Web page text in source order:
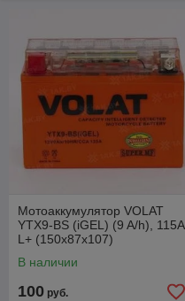
Мотоаккумулятор VOLAT
YTX9-BS (iGEL) (9 A/h), 115A
L+ (150x87x107)
В наличии
100 руб.